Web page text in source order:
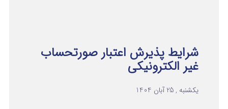
شرایط پذیرش اعتبار صورتحساب
غیر الکترونیکی
یکشنبه , 25 آبان 1404